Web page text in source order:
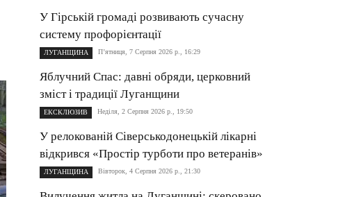
У Гірській громаді розвивають сучасну
систему профорієнтації
ЛУГАНЩИНА П’ятниця, 7 Серпня 2026 р., 16:29
Яблучний Спас: давні обряди, церковний
зміст і традиції Луганщини
ЕКСКЛЮЗИВ Неділя, 2 Серпня 2026 р., 19:50
У релокованій Сіверськодонецькій лікарні
відкрився «Простір турботи про ветеранів»
ЛУГАНЩИНА Вівторок, 4 Серпня 2026 р., 21:30